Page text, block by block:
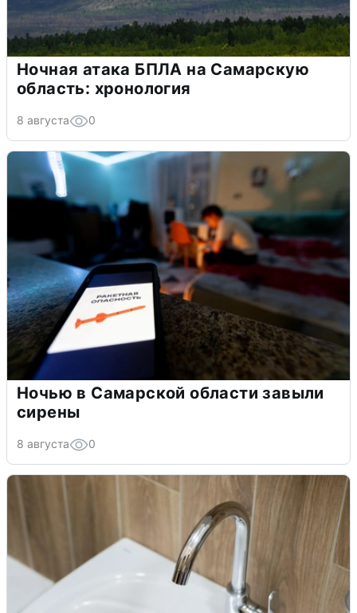
Ночная атака БПЛА на Самарскую
область: хронология
8 августа 0
Ночью в Самарской области завыли
сирены
8 августа 0